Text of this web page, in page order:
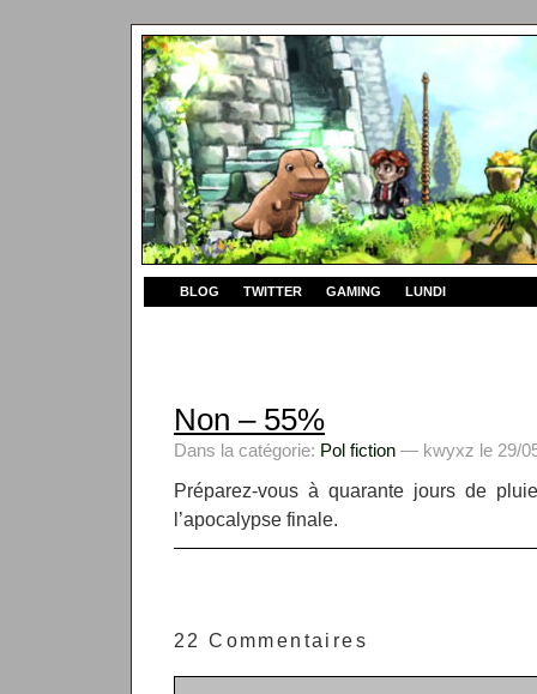
BLOG TWITTER GAMING LUNDI
Non – 55%
Dans la catégorie: Pol fiction — kwyxz le 29/
Préparez-vous à quarante jours de
l’apocalypse finale.
22 Commentaires